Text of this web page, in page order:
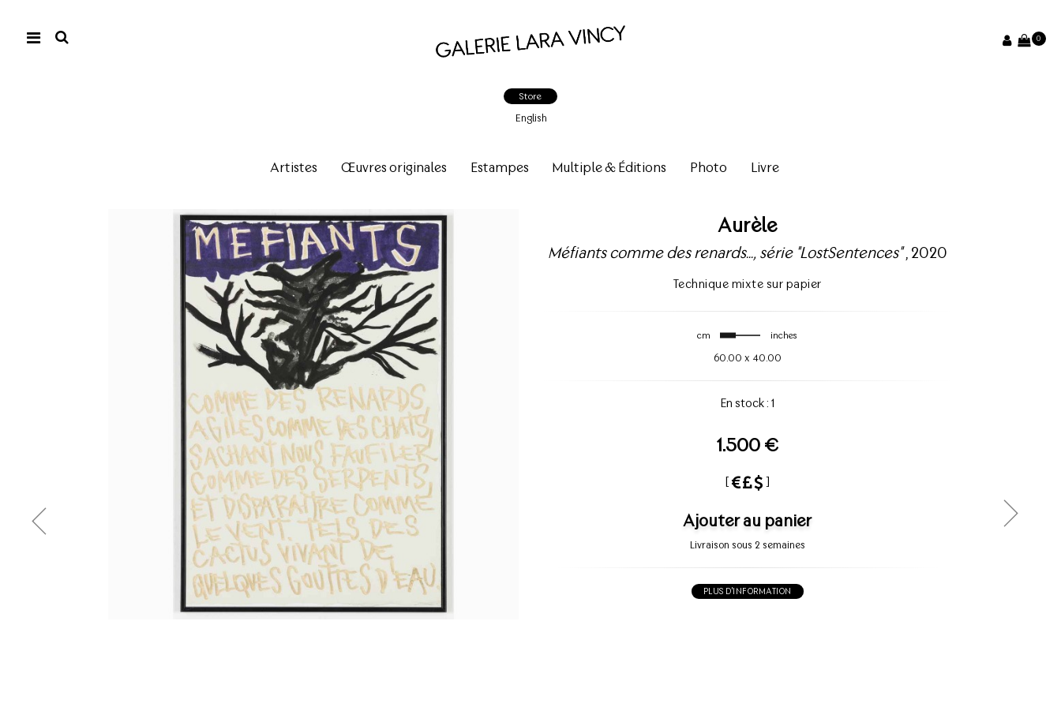
0
Store
English
Artistes Œuvres originales Estampes Multiple & Éditions Photo Livre
Aurèle
Méfiants comme des renards..., série "LostSentences", 2020
Technique mixte sur papier
cm inches
60.00 x 40.00
En stock : 1
1.500 €
[ ]
Ajouter au panier
Livraison sous 2 semaines
PLUS D'INFORMATION